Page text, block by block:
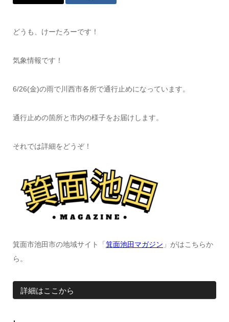
どうも、けーたろーです！
気象情報です！
6/26(金)の雨で川西市各所で通行止めになっています。
通行止めの箇所と市内の様子をお届けします。
それでは詳細をどうぞ！
箕面市池田市の地域サイト「 箕面池田マガジン 」がはこちらか
ら。
詳細はここから